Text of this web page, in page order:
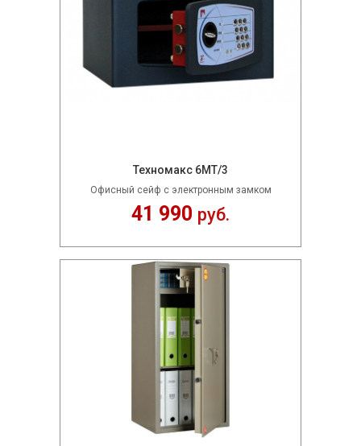
Техномакс 6МТ/3
Офисный сейф с электронным замком
41 990 руб.